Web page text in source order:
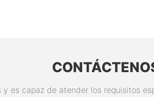
es capaz de atender los requisitos